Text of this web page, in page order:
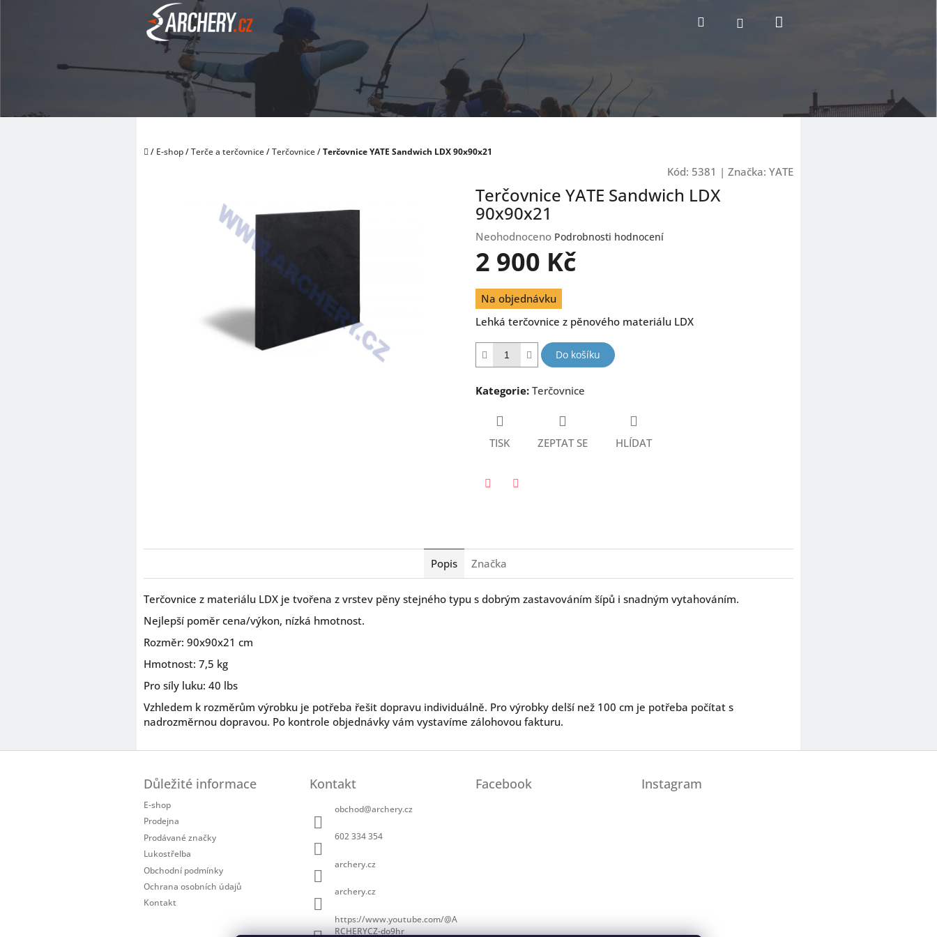
Hledat Přihlášení
Domů
/ E-shop/Terče a terčovnice/Terčovnice/Terčovnice YATE Sandwich LDX 90x90x21
Kód: 5381 | Značka: YATE
Terčovnice YATE Sandwich LDX
90x90x21
Průměrné
hodnocení
produktu
0,0
z
5
Neohodnoceno Podrobnosti hodnocení
2 900 Kč
Měrná
cena:
Na objednávku
Lehká terčovnice z pěnového materiálu LDX
Do košíku
Kategorie: Terčovnice
TISK ZEPTAT SE HLÍDAT
Popis Značka
Terčovnice z materiálu LDX je tvořena z vrstev pěny stejného typu s dobrým zastavováním šípů i snadným vytahováním.
Nejlepší poměr cena/výkon, nízká hmotnost.
Rozměr: 90x90x21 cm
Hmotnost: 7,5 kg
Pro síly luku: 40 lbs
Vzhledem k rozměrům výrobku je potřeba řešit dopravu individuálně. Pro výrobky delší než 100 cm je potřeba počítat s
nadrozměrnou dopravou. Po kontrole objednávky vám vystavíme zálohovou fakturu.
Důležité informace
E-shop
Prodejna
Prodávané značky
Lukostřelba
Obchodní podmínky
Ochrana osobních údajů
Kontakt
Kontakt
obchod@archery.cz
602 334 354
archery.cz
archery.cz
https://www.youtube.com/@A
RCHERYCZ-do9hr
Facebook Instagram